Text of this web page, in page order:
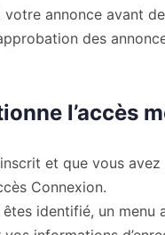
annonce avant
des
l’accès
et que vous
Connexion.
identifié, un menu